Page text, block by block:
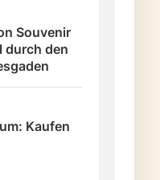
Souvenir
durch den
Kaufen